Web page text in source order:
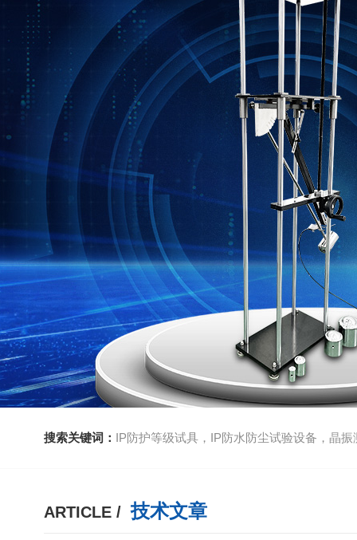
搜索关键词： IP防护等级试具，IP防水防尘试验设备，晶振
ARTICLE / 技术文章